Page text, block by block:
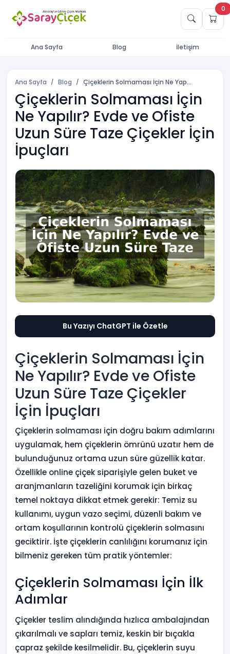
0
Ana Sayfa Blog İletişim
Ana Sayfa Blog Çiçeklerin Solmaması İçin Ne Yap...
Çiçeklerin Solmaması İçin
Ne Yapılır? Evde ve Ofiste
Uzun Süre Taze Çiçekler İçin
İpuçları
Bu Yazıyı ChatGPT ile Özetle
Çiçeklerin Solmaması İçin
Ne Yapılır? Evde ve Ofiste
Uzun Süre Taze Çiçekler
İçin İpuçları
Çiçeklerin solmaması için doğru bakım adımlarını
uygulamak, hem çiçeklerin ömrünü uzatır hem de
bulunduğunuz ortama uzun süre güzellik katar.
Özellikle online çiçek siparişiyle gelen buket ve
aranjmanların tazeliğini korumak için birkaç
temel noktaya dikkat etmek gerekir: Temiz su
kullanımı, uygun vazo seçimi, düzenli bakım ve
ortam koşullarının kontrolü çiçeklerin solmasını
geciktirir. İşte çiçeklerin canlılığını korumanız için
bilmeniz gereken tüm pratik yöntemler:
Çiçeklerin Solmaması İçin İlk
Adımlar
Çiçekler teslim alındığında hızlıca ambalajından
çıkarılmalı ve sapları temiz, keskin bir bıçakla
çapraz şekilde kesilmelidir. Bu, çiçeklerin suyu